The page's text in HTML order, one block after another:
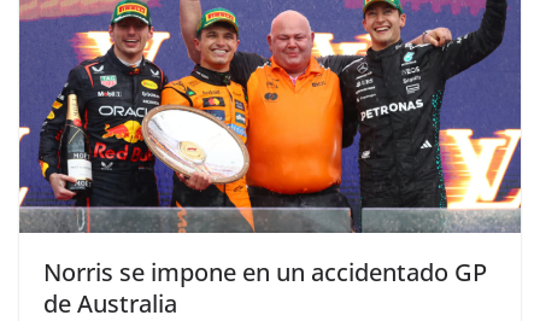
Norris se impone en un accidentado GP
de Australia